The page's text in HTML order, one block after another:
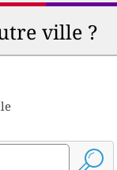
ville ?